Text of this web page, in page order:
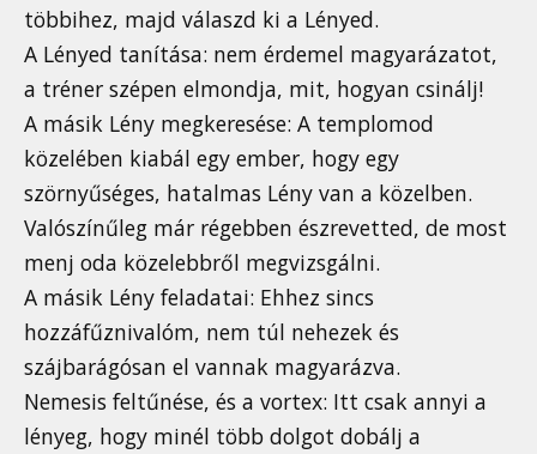
többihez, majd válaszd ki a Lényed.
A Lényed tanítása: nem érdemel magyarázatot,
a tréner szépen elmondja, mit, hogyan csinálj!
A másik Lény megkeresése: A templomod
közelében kiabál egy ember, hogy egy
szörnyűséges, hatalmas Lény van a közelben.
Valószínűleg már régebben észrevetted, de most
menj oda közelebbről megvizsgálni.
A másik Lény feladatai: Ehhez sincs
hozzáfűznivalóm, nem túl nehezek és
szájbarágósan el vannak magyarázva.
Nemesis feltűnése, és a vortex: Itt csak annyi a
lényeg, hogy minél több dolgot dobálj a